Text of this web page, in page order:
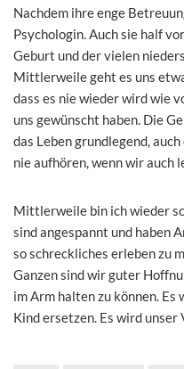
Nachdem ihre enge
Psychologin. Auch sie half
Geburt und der vielen
Mittlerweile geht es uns
dass es nie wieder wird wie
uns gewünscht haben. Die
das Leben grundlegend,
nie aufhören, wenn wir auch
Mittlerweile bin ich wieder
sind angespannt und haben
so schreckliches erleben zu
Ganzen sind wir guter
im Arm halten zu können.
Kind ersetzen. Es wird unser